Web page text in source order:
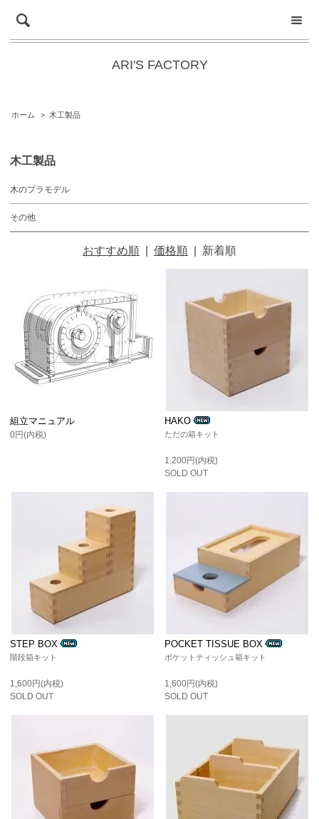
ARI'S FACTORY
ホーム > 木工製品
木工製品
木のプラモデル
その他
おすすめ順 価格順 新着順
組立マニュアル
0円(内税)
HAKO
ただの箱キット
1,200円(内税)
SOLD OUT
STEP BOX
階段箱キット
1,600円(内税)
SOLD OUT
POCKET TISSUE BOX
ポケットティッシュ箱キット
1,600円(内税)
SOLD OUT